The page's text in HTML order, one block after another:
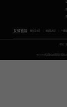
友情链接 图片去水印 视频去水印 一键抠
地址
©2020武汉联合创想科技有限公